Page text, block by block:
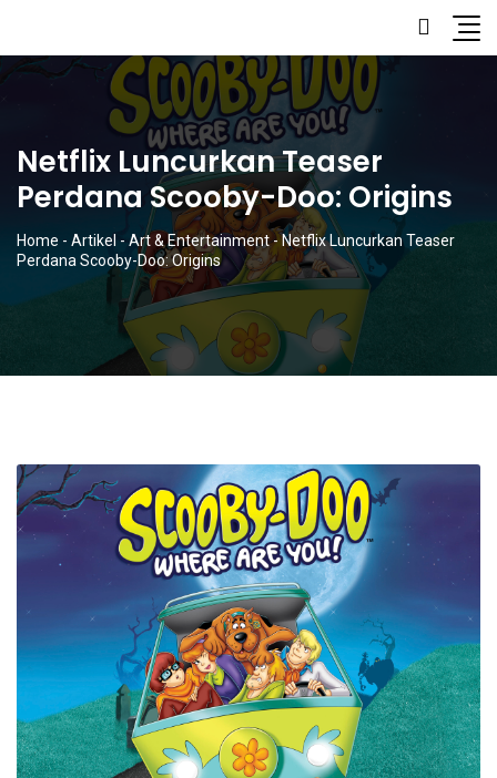
Netflix Luncurkan Teaser
Perdana Scooby-Doo: Origins
Home - Artikel - Art & Entertainment-Netflix Luncurkan Teaser
Perdana Scooby-Doo: Origins